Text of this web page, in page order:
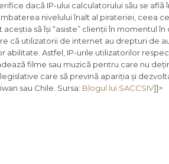
dacã IP-ului calculatorului sãu se aflã
nivelului înalt al pirateriei, ceea ce
sã își “asiste” clienții în momentul în
cã utilizatorii de internet au drepturi de
abilitate. Astfel, IP-urile utilizatorilor
filme sau muzicã pentru care nu
care sã previnã apariția și
sau Chile. Sursa: Blogul lui SACCSIV]]>